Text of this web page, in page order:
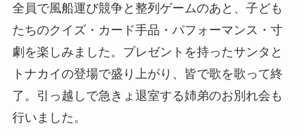
全員で風船運び競争と整列ゲームのあと、子ども
たちのクイズ・カード手品・パフォーマンス・寸
劇を楽しみました。プレゼントを持ったサンタと
トナカイの登場で盛り上がり、皆で歌を歌って終
了。引っ越しで急きょ退室する姉弟のお別れ会も
行いました。